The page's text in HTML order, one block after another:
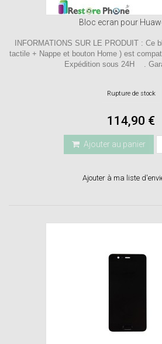
Bloc ecran pour
INFORMATIONS SUR LE PRODUIT : Ce
tactile + Nappe et bouton Home ) est
Expédition sous 24H .
Rupture de stock
114,90 €
Ajouter au panier
Ajouter à ma liste